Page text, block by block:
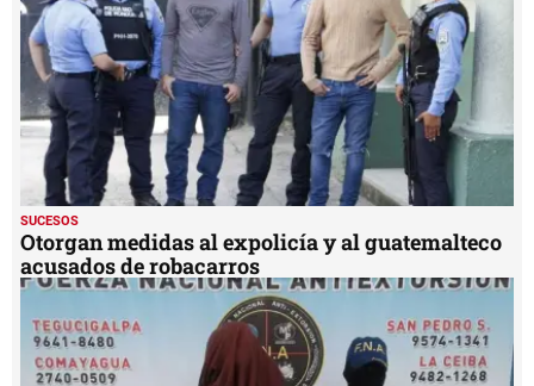
SUCESOS
Otorgan medidas al expolicía y al guatemalteco
acusados de robacarros